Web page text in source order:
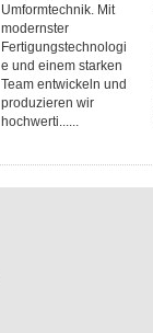
Umformtechnik. Mit
modernster
Fertigungstechnologi
e und einem starken
Team entwickeln und
produzieren wir
hochwerti......